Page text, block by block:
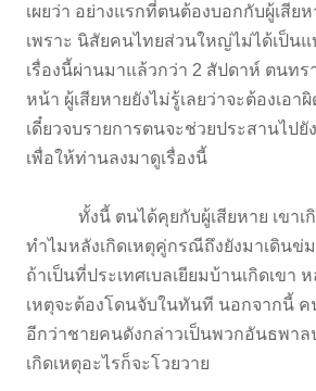
เผยว่า อย่างแรกที่ตนต้องบอกกับผู้เสีย
เพราะ นิสัยคนไทยส่วนใหญ่ไม่ได้เป็น
เรื่องนี้ผ่านมาแล้วกว่า 2 สัปดาห์ ตนท
หน้า ผู้เสียหายยังไม่รู้เลยว่าจะต้องเอา
เดี๋ยวจบรายการตนจะช่วยประสานไป
เพื่อให้ท่านลงมาดูเรื่องนี้
ทั้งนี้ ตนได้คุยกับผู้เสียหาย เขาเกิ
ทำไมหลังเกิดเหตุคู่กรณีถึงยังมาเดินข่ม
ถ้าเป็นที่ประเทศเบลเยียมบ้านเกิดเขา
เหตุจะต้องโดนจับในทันที นอกจากนี้
อีกว่าชายคนดังกล่าวเป็นพวกอันธพาล
เกิดเหตุอะไรก็จะโวยวาย